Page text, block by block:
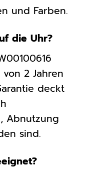
und Farben.
die Uhr?
2 Jahren
deckt
Abnutzung
sind.